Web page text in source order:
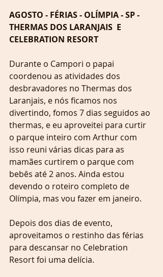
AGOSTO - FÉRIAS - OLÍMPIA - SP -
THERMAS DOS LARANJAIS  E
CELEBRATION RESORT
Durante o Campori o papai
coordenou as atividades dos
desbravadores no Thermas dos
Laranjais, e nós ficamos nos
divertindo, fomos 7 dias seguidos ao
thermas, e eu aproveitei para curtir
o parque inteiro com Arthur com
isso reuni várias dicas para as
mamães curtirem o parque com
bebês até 2 anos. Ainda estou
devendo o roteiro completo de
Olímpia, mas vou fazer em janeiro.
Depois dos dias de evento,
aproveitamos o restinho das férias
para descansar no Celebration
Resort foi uma delícia.